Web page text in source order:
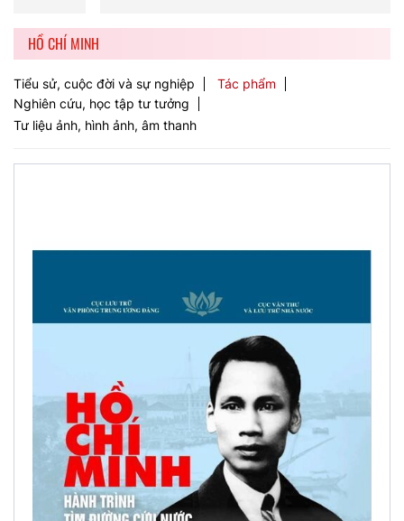
HỒ CHÍ MINH
Tiểu sử, cuộc đời và sự nghiệp
Tác phẩm
Nghiên cứu, học tập tư tưởng
Tư liệu ảnh, hình ảnh, âm thanh